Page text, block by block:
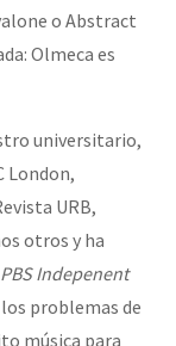
o Abstract
Olmeca es
universitario,
London,
URB,
otros y ha
PBS Indepenent
problemas de
música para